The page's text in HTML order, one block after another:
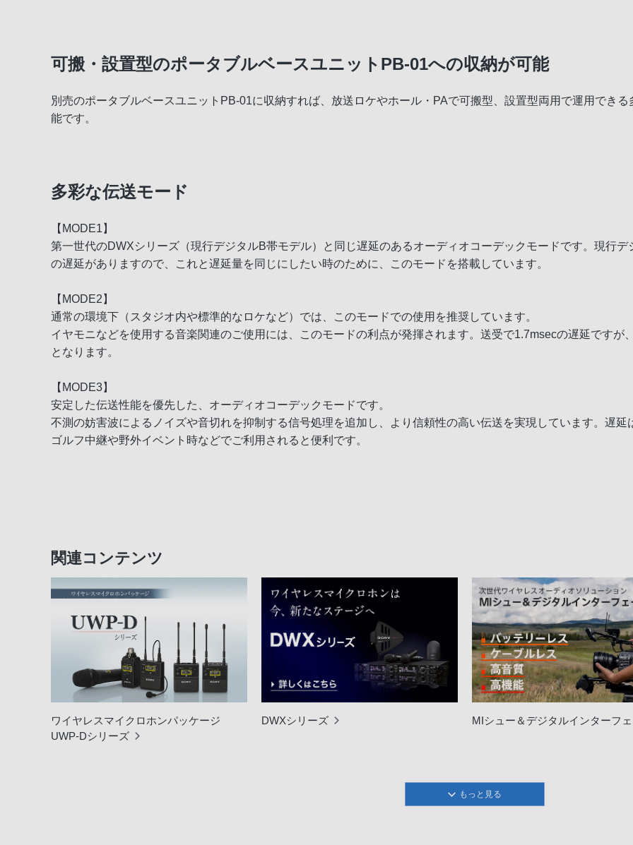
可搬・設置型のポータブルベースユニットPB-01への収納が可能
別売のポータブルベースユニットPB-01に収納すれば、放送ロケやホール・PAで可搬型、設置型両用で運用でき
能です。
多彩な伝送モード
【MODE1】
第一世代のDWXシリーズ（現行デジタルB帯モデル）と同じ遅延のあるオーディオコーデックモードです。現行
の遅延がありますので、これと遅延量を同じにしたい時のために、このモードを搭載しています。
【MODE2】
通常の環境下（スタジオ内や標準的なロケなど）では、このモードでの使用を推奨しています。
イヤモニなどを使用する音楽関連のご使用には、このモードの利点が発揮されます。送受で1.7msecの遅延です
となります。
【MODE3】
安定した伝送性能を優先した、オーディオコーデックモードです。
不測の妨害波によるノイズや音切れを抑制する信号処理を追加し、より信頼性の高い伝送を実現しています。遅延
ゴルフ中継や野外イベント時などでご利用されると便利です。
関連コンテンツ
ワイヤレスマイクロホンパッケージ
UWP-Dシリーズ
DWXシリーズ MIシュー＆デジタルインターフ
もっと見る